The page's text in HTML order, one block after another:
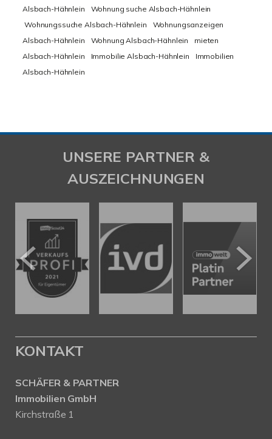
Alsbach-Hähnlein
Wohnung suche Alsbach-Hähnlein
Wohnungssuche Alsbach-Hähnlein
Wohnungsanzeigen
Alsbach-Hähnlein
Wohnung Alsbach-Hähnlein
mieten
Alsbach-Hähnlein
Immobilie Alsbach-Hähnlein
Immobilien
Alsbach-Hähnlein
UNSERE PARTNER &
AUSZEICHNUNGEN
KONTAKT
SCHÄFER & PARTNER
Immobilien GmbH
Kirchstraße 1